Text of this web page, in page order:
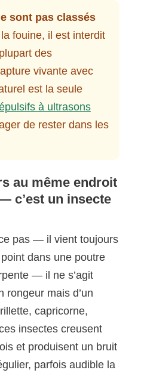
sont pas classés
fouine, il est interdit
des
vivante avec
est la seule
à ultrasons
de rester dans les
au même endroit
c’est un insecte
pas — il vient toujours
dans une poutre
— il ne s’agit
rongeur mais d’un
capricorne,
insectes creusent
et produisent un bruit
parfois audible la